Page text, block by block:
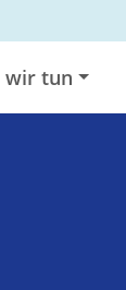
wir tun